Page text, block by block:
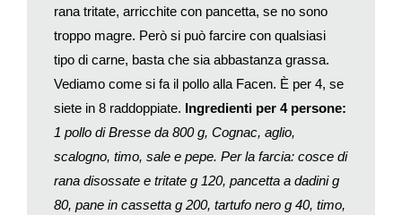
unendo poca acqua bollente se necessario. Regolate di sale e
di pepe. Levate la salsiccia, tagliatela ad anelli e rimettetela nel
Con la trita formate delle piccole polpettine, friggetele in olio per
dadi la mozzarella e fatela scolare per 30’ in un colino. Sodate
le uova e sgusciatele.
Lessate la pasta e scolatela a metà cottura, versatela in una
grossa ciotola e conditela col ragù e il grana, aggiungete la
mozzarella, le uova sode tagliate a fette e le polpettine.
rana tritate, arricchite con pancetta, se no sono
troppo magre. Però si può farcire con qualsiasi
tipo di carne, basta che sia abbastanza grassa.
Vediamo come si fa il pollo alla Facen. È per 4, se
siete in 8 raddoppiate. Ingredienti per 4 persone:
1 pollo di Bresse da 800 g, Cognac, aglio,
scalogno, timo, sale e pepe. Per la farcia: cosce di
rana disossate e tritate g 120, pancetta a dadini g
80, pane in cassetta g 200, tartufo nero g 40, timo,